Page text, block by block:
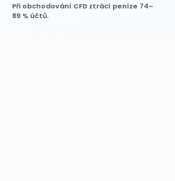
Při obchodování CFD ztrácí peníze 74–
89 % účtů.